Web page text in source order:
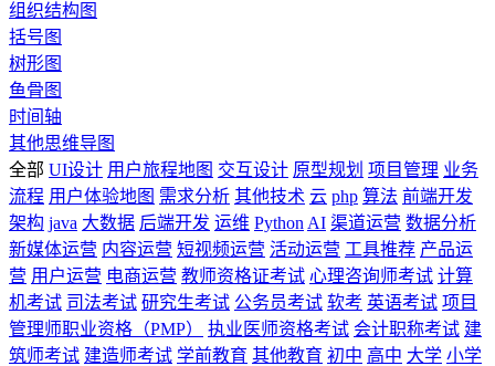
组织结构图
括号图
树形图
鱼骨图
时间轴
其他思维导图
全部 UI设计 用户旅程地图 交互设计 原型规划 项目管理 业务
流程 用户体验地图 需求分析 其他技术 云 php 算法 前端开发
架构 java 大数据 后端开发 运维 Python AI 渠道运营 数据分析
新媒体运营 内容运营 短视频运营 活动运营 工具推荐 产品运
营 用户运营 电商运营 教师资格证考试 心理咨询师考试 计算
机考试 司法考试 研究生考试 公务员考试 软考 英语考试 项目
管理师职业资格（PMP）
执业医师资格考试 会计职称考试 建
筑师考试 建造师考试 学前教育 其他教育 初中 高中 大学 小学